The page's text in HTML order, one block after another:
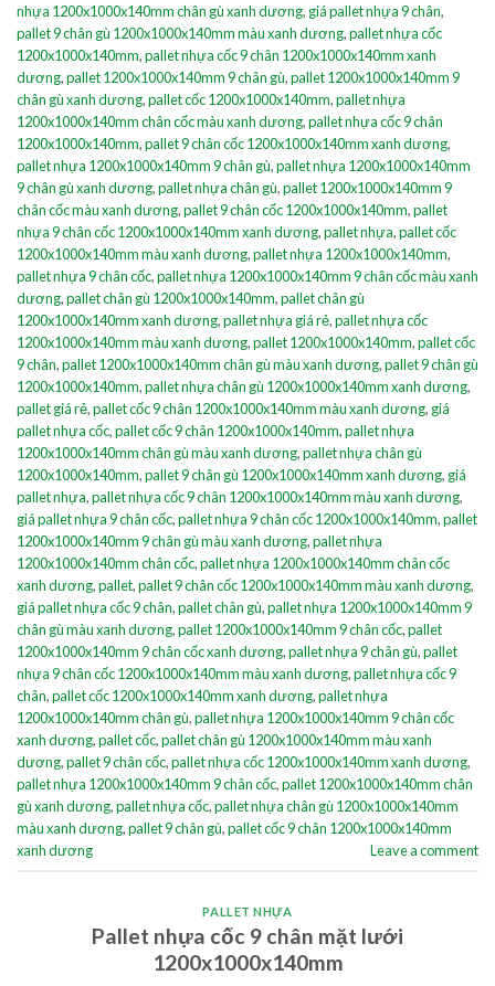
nhựa 1200x1000x140mm chân gù xanh dương, giá pallet nhựa 9 chân,
pallet 9 chân gù 1200x1000x140mm màu xanh dương,pallet nhựa cốc
1200x1000x140mm,pallet nhựa cốc 9 chân 1200x1000x140mm xanh
dương,pallet 1200x1000x140mm 9 chân gù,pallet 1200x1000x140mm 9
chân gù xanh dương,pallet cốc 1200x1000x140mm,pallet nhựa
1200x1000x140mm chân cốc màu xanh dương,pallet nhựa cốc 9 chân
1200x1000x140mm,pallet 9 chân cốc 1200x1000x140mm xanh dương,
pallet nhựa 1200x1000x140mm 9 chân gù,pallet nhựa 1200x1000x140mm
9 chân gù xanh dương,pallet nhựa chân gù,pallet 1200x1000x140mm 9
chân cốc màu xanh dương,pallet 9 chân cốc 1200x1000x140mm,pallet
nhựa 9 chân cốc 1200x1000x140mm xanh dương,pallet nhựa,pallet cốc
1200x1000x140mm màu xanh dương,pallet nhựa 1200x1000x140mm,
pallet nhựa 9 chân cốc,pallet nhựa 1200x1000x140mm 9 chân cốc màu xanh
dương,pallet chân gù 1200x1000x140mm,pallet chân gù
1200x1000x140mm xanh dương,pallet nhựa giá rẻ,pallet nhựa cốc
1200x1000x140mm màu xanh dương,pallet 1200x1000x140mm,pallet cốc
9 chân,pallet 1200x1000x140mm chân gù màu xanh dương,pallet 9 chân gù
1200x1000x140mm,pallet nhựa chân gù 1200x1000x140mm xanh dương,
pallet giá rẻ,pallet cốc 9 chân 1200x1000x140mm màu xanh dương, giá
pallet nhựa cốc,pallet cốc 9 chân 1200x1000x140mm,pallet nhựa
1200x1000x140mm chân gù màu xanh dương,pallet nhựa chân gù
1200x1000x140mm,pallet 9 chân gù 1200x1000x140mm xanh dương, giá
pallet nhựa,pallet nhựa cốc 9 chân 1200x1000x140mm màu xanh dương,
giá pallet nhựa 9 chân cốc,pallet nhựa 9 chân cốc 1200x1000x140mm,pallet
1200x1000x140mm 9 chân gù màu xanh dương,pallet nhựa
1200x1000x140mm chân cốc,pallet nhựa 1200x1000x140mm chân cốc
xanh dương,pallet,pallet 9 chân cốc 1200x1000x140mm màu xanh dương,
giá pallet nhựa cốc 9 chân,pallet chân gù,pallet nhựa 1200x1000x140mm 9
chân gù màu xanh dương,pallet 1200x1000x140mm 9 chân cốc,pallet
1200x1000x140mm 9 chân cốc xanh dương,pallet nhựa 9 chân gù,pallet
nhựa 9 chân cốc 1200x1000x140mm màu xanh dương,pallet nhựa cốc 9
chân,pallet cốc 1200x1000x140mm xanh dương,pallet nhựa
1200x1000x140mm chân gù,pallet nhựa 1200x1000x140mm 9 chân cốc
xanh dương,pallet cốc,pallet chân gù 1200x1000x140mm màu xanh
dương,pallet 9 chân cốc,pallet nhựa cốc 1200x1000x140mm xanh dương,
pallet nhựa 1200x1000x140mm 9 chân cốc,pallet 1200x1000x140mm chân
gù xanh dương,pallet nhựa cốc,pallet nhựa chân gù 1200x1000x140mm
màu xanh dương,pallet 9 chân gù,pallet cốc 9 chân 1200x1000x140mm
xanh dương
Leave a comment
PALLET NHỰA
Pallet nhựa cốc 9 chân mặt lưới
1200x1000x140mm